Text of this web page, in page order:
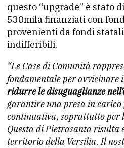
questo “upgrade” è stato di
530mila finanziati con
provenienti da fondi
indifferibili.
“Le Case di Comunità
fondamentale per avvicinare
ridurre le disuguaglianze
garantire una presa in carico
continuativa, soprattutto per
Questa di Pietrasanta risulta
territorio della Versilia. Il